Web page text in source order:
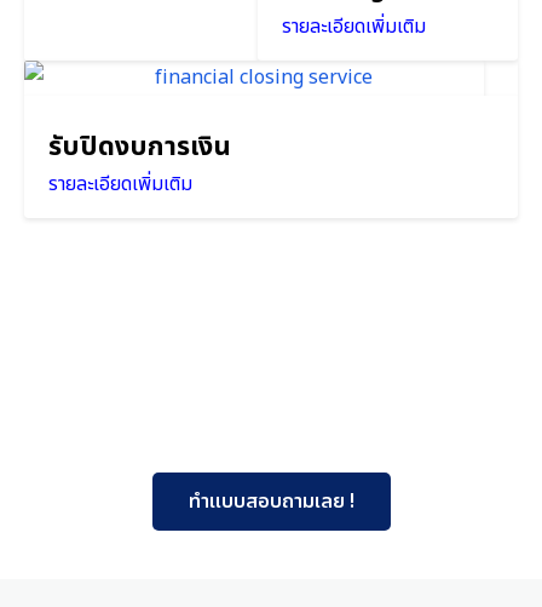
รายละเอียดเพิ่มเติม
รับปิดงบการเงิน
รายละเอียดเพิ่มเติม
ทำแบบสอบถามเลย !